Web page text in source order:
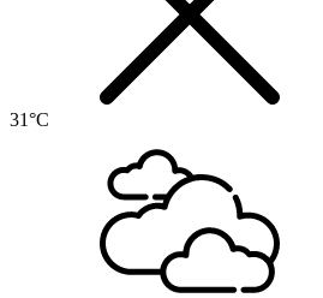
31°C